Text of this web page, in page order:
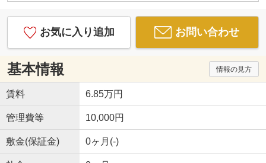
お気に入り追加 お問い合わせ
基本情報 情報の見方
賃料 6.85万円
管理費等 10,000円
敷金(保証金) 0ヶ月(-)